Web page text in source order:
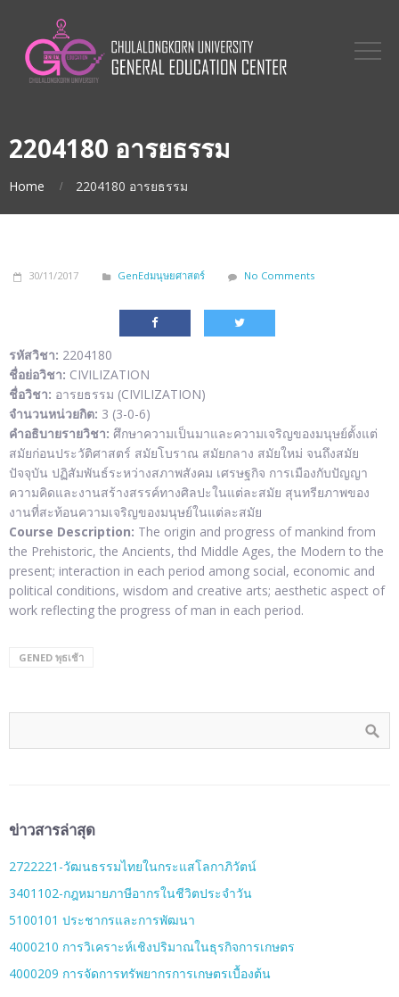
2204180 อารยธรรม
Home 2204180 อารยธรรม
30/11/2017 GenEdมนุษยศาสตร์ No Comments
รหัสวิชา: 2204180
ชื่อย่อวิชา: CIVILIZATION
ชื่อวิชา: อารยธรรม (CIVILIZATION)
จำนวนหน่วยกิต: 3 (3-0-6)
คำอธิบายรายวิชา: ศึกษาความเป็นมาและความเจริญของมนุษย์ตั้งแต่
สมัยก่อนประวัติศาสตร์ สมัยโบราณ สมัยกลาง สมัยใหม่ จนถึงสมัย
ปัจจุบัน ปฏิสัมพันธ์ระหว่างสภาพสังคม เศรษฐกิจ การเมืองกับปัญญา
ความคิดและงานสร้างสรรค์ทางศิลปะในแต่ละสมัย สุนทรียภาพของ
งานที่สะท้อนความเจริญของมนุษย์ในแต่ละสมัย
Course Description: The origin and progress of mankind from
the Prehistoric, the Ancients, thd Middle Ages, the Modern to the
present; interaction in each period among social, economic and
political conditions, wisdom and creative arts; aesthetic aspect of
work reflecting the progress of man in each period.
GENED พุธเช้า
ข่าวสารล่าสุด
2722221-วัฒนธรรมไทยในกระแสโลกาภิวัตน์
3401102-กฎหมายภาษีอากรในชีวิตประจำวัน
5100101 ประชากรและการพัฒนา
4000210 การวิเคราะห์เชิงปริมาณในธุรกิจการเกษตร
4000209 การจัดการทรัพยากรการเกษตรเบื้องต้น